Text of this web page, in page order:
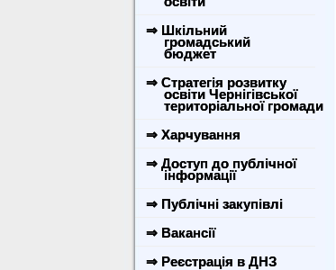
⇒ Шкільний
громадський
бюджет
⇒ Стратегія розвитку
освіти Чернігівської
територіальної громади
⇒ Харчування
⇒ Доступ до публічної
інформації
⇒ Публічні закупівлі
⇒ Вакансії
⇒ Реєстрація в ДНЗ